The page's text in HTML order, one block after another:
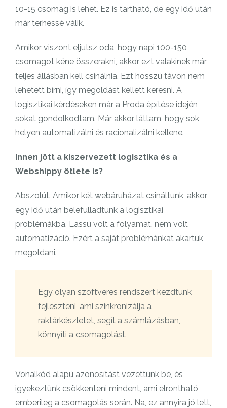
10-15 csomag is lehet. Ez is tartható, de egy idő után
már terhessé válik.
Amikor viszont eljutsz oda, hogy napi 100-150
csomagot kéne összerakni, akkor ezt valakinek már
teljes állásban kell csinálnia. Ezt hosszú távon nem
lehetett bírni, így megoldást kellett keresni. A
logisztikai kérdéseken már a Proda építése idején
sokat gondolkodtam. Már akkor láttam, hogy sok
helyen automatizálni és racionalizálni kellene.
Innen jött a kiszervezett logisztika és a
Webshippy ötlete is?
Abszolút. Amikor két webáruházat csináltunk, akkor
egy idő után belefulladtunk a logisztikai
problémákba. Lassú volt a folyamat, nem volt
automatizáció. Ezért a saját problémánkat akartuk
megoldani.
Egy olyan szoftveres rendszert kezdtünk
fejleszteni, ami szinkronizálja a
raktárkészletet, segít a számlázásban,
könnyíti a csomagolást.
Vonalkód alapú azonosítást vezettünk be, és
igyekeztünk csökkenteni mindent, ami elrontható
emberileg a csomagolás során. Na, ez annyira jó lett,